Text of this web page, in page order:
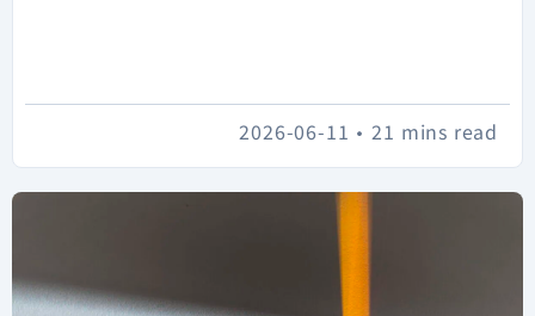
21 mins read
•
2026-06-11